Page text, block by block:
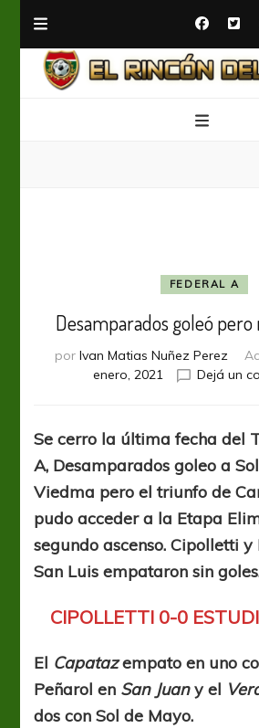
FEDERAL A
Desamparados goleó pero
por Ivan Matias Nuñez Perez
enero, 2021
Dejá un
Se cerro la última fecha del
A, Desamparados goleo a
Viedma pero el triunfo de
pudo acceder a la Etapa
segundo ascenso. Cipolletti
San Luis empataron sin
CIPOLLETTI 0-0
El Capatazempato en uno
Peñarol en San Juany el
dos con Sol de Mayo.